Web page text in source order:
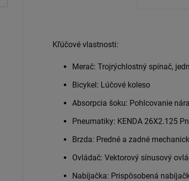
Kľúčové vlastnosti:
Merač: Trojrýchlostný spínač,
Bicykel: Lúčové koleso
Absorpcia šoku: Pohlcovanie
Pneumatiky: KENDA 26X2.125
Brzda: Predné a zadné
Ovládač: Vektorový sínusový
Nabíjačka: Prispôsobená